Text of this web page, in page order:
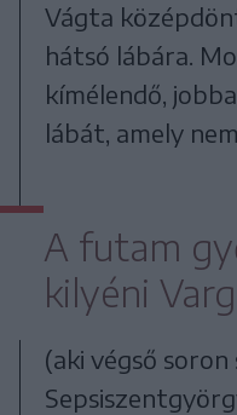
Vágta
hátsó lábára.
kímélendő,
lábát, amely
A futam
kilyéni
(aki végső